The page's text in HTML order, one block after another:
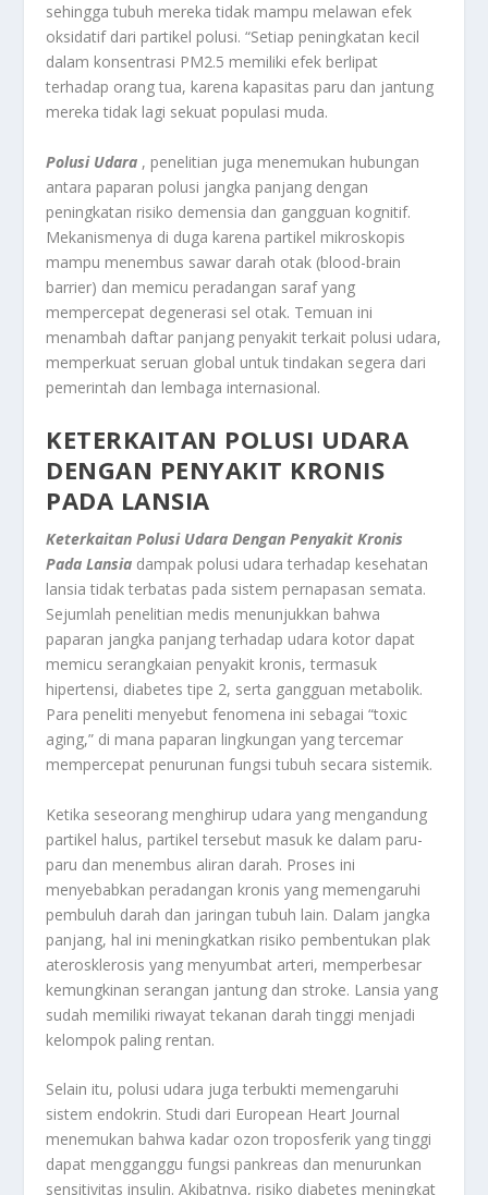
sehingga tubuh mereka tidak mampu melawan efek
oksidatif dari partikel polusi. “Setiap peningkatan kecil
dalam konsentrasi PM2.5 memiliki efek berlipat
terhadap orang tua, karena kapasitas paru dan jantung
mereka tidak lagi sekuat populasi muda.
Polusi Udara , penelitian juga menemukan hubungan
antara paparan polusi jangka panjang dengan
peningkatan risiko demensia dan gangguan kognitif.
Mekanismenya di duga karena partikel mikroskopis
mampu menembus sawar darah otak (blood-brain
barrier) dan memicu peradangan saraf yang
mempercepat degenerasi sel otak. Temuan ini
menambah daftar panjang penyakit terkait polusi udara,
memperkuat seruan global untuk tindakan segera dari
pemerintah dan lembaga internasional.
KETERKAITAN POLUSI UDARA
DENGAN PENYAKIT KRONIS
PADA LANSIA
Keterkaitan Polusi Udara Dengan Penyakit Kronis
Pada Lansia dampak polusi udara terhadap kesehatan
lansia tidak terbatas pada sistem pernapasan semata.
Sejumlah penelitian medis menunjukkan bahwa
paparan jangka panjang terhadap udara kotor dapat
memicu serangkaian penyakit kronis, termasuk
hipertensi, diabetes tipe 2, serta gangguan metabolik.
Para peneliti menyebut fenomena ini sebagai “toxic
aging,” di mana paparan lingkungan yang tercemar
mempercepat penurunan fungsi tubuh secara sistemik.
Ketika seseorang menghirup udara yang mengandung
partikel halus, partikel tersebut masuk ke dalam paru-
paru dan menembus aliran darah. Proses ini
menyebabkan peradangan kronis yang memengaruhi
pembuluh darah dan jaringan tubuh lain. Dalam jangka
panjang, hal ini meningkatkan risiko pembentukan plak
aterosklerosis yang menyumbat arteri, memperbesar
kemungkinan serangan jantung dan stroke. Lansia yang
sudah memiliki riwayat tekanan darah tinggi menjadi
kelompok paling rentan.
Selain itu, polusi udara juga terbukti memengaruhi
sistem endokrin. Studi dari European Heart Journal
menemukan bahwa kadar ozon troposferik yang tinggi
dapat mengganggu fungsi pankreas dan menurunkan
sensitivitas insulin. Akibatnya, risiko diabetes meningkat